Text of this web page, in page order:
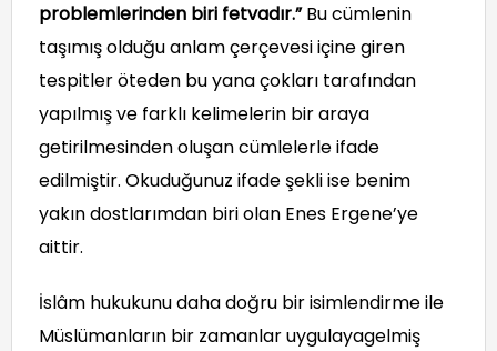
problemlerinden biri fetvadır.”Bu cümlenin
taşımış olduğu anlam çerçevesi içine giren
tespitler öteden bu yana çokları tarafından
yapılmış ve farklı kelimelerin bir araya
getirilmesinden oluşan cümlelerle ifade
edilmiştir. Okuduğunuz ifade şekli ise benim
yakın dostlarımdan biri olan Enes Ergene’ye
aittir.
İslâm hukukunu daha doğru bir isimlendirme ile
Müslümanların bir zamanlar uygulayagelmiş